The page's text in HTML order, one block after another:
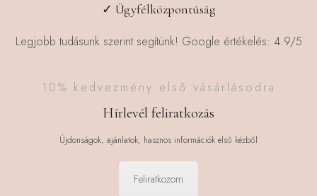
✓ Ügyfélközpontúság
Legjobb tudásunk szerint segítünk! Google értékelés: 4.9/5
10% kedvezmény első vásárlásodra
Hírlevél feliratkozás
Újdonságok, ajánlatok, hasznos információk első kézből
Feliratkozom